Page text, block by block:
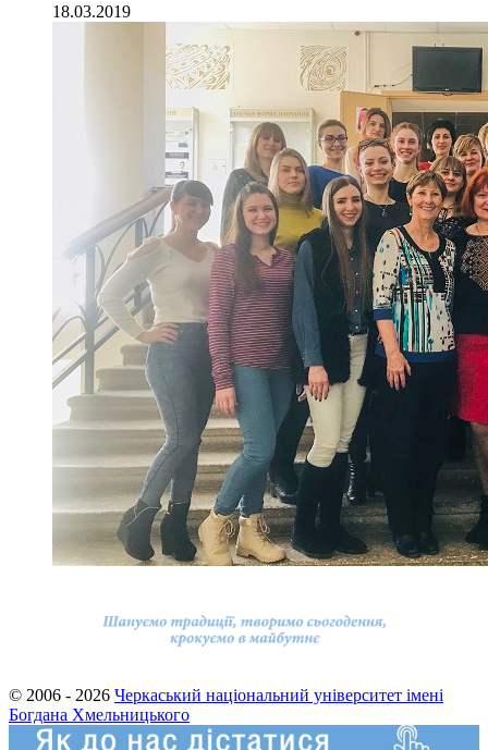
18.03.2019
© 2006 - 2026 Черкаський національний університет імені
Богдана Хмельницького